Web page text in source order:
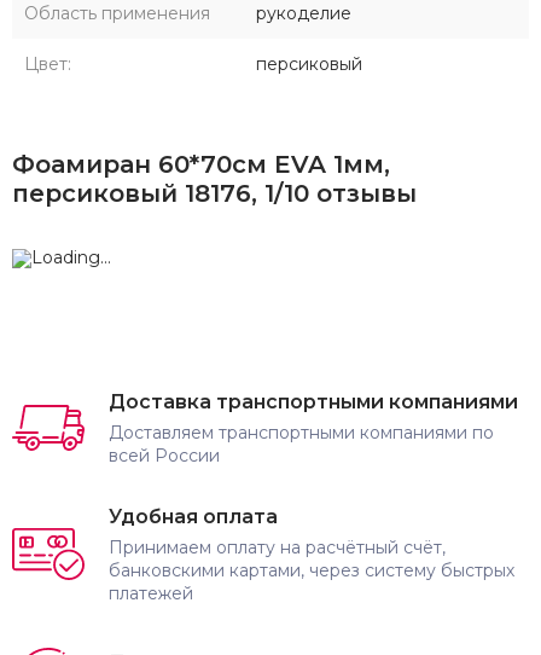
Область применения рукоделие
Цвет: персиковый
Фоамиран 60*70см EVA 1мм,
персиковый 18176, 1/10 отзывы
Доставка транспортными компаниями
Доставляем транспортными компаниями по
всей России
Удобная оплата
Принимаем оплату на расчётный счёт,
банковскими картами, через систему быстрых
платежей